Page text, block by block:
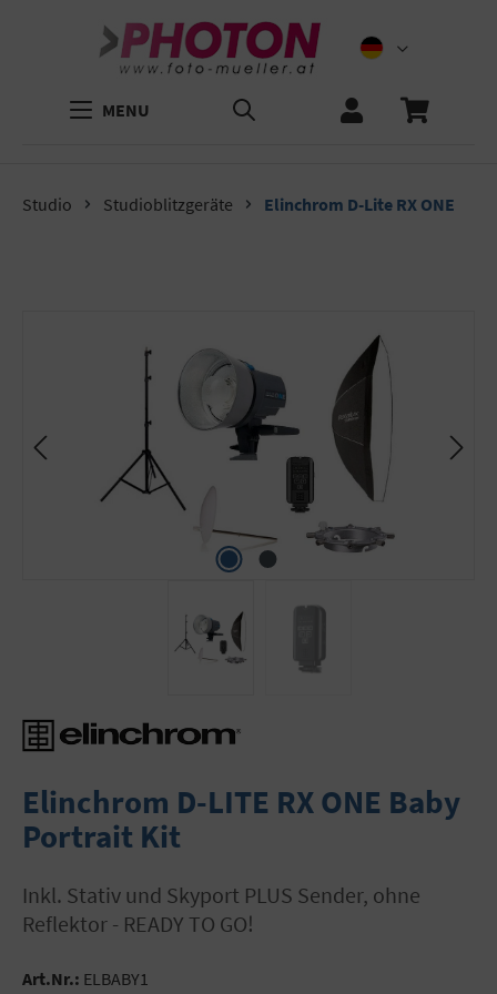
MENU
Studio Studioblitzgeräte Elinchrom D-Lite RX ONE
Elinchrom D-LITE RX ONE Baby
Portrait Kit
inkl. Stativ und Skyport PLUS Sender, ohne
Reflektor - READY TO GO!
Art.Nr.: ELBABY1